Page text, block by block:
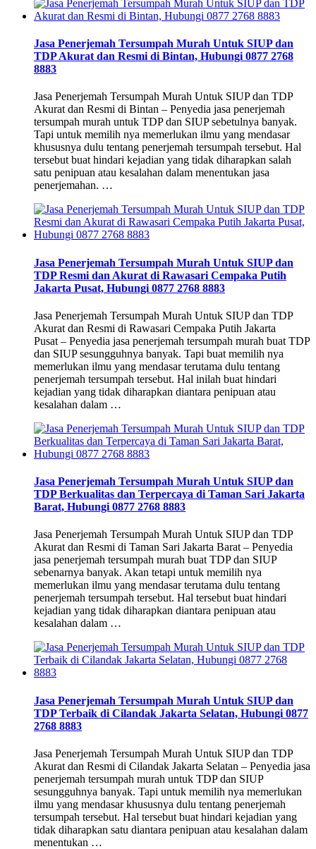
Jasa Penerjemah Tersumpah Murah Untuk SIUP dan
TDP Akurat dan Resmi di Bintan, Hubungi 0877 2768
8883
Jasa Penerjemah Tersumpah Murah Untuk SIUP dan TDP
Akurat dan Resmi di Bintan – Penyedia jasa penerjemah
tersumpah murah untuk TDP dan SIUP sebetulnya banyak.
Tapi untuk memilih nya memerlukan ilmu yang mendasar
khususnya dulu tentang penerjemah tersumpah tersebut. Hal
tersebut buat hindari kejadian yang tidak diharapkan salah
satu penipuan atau kesalahan dalam menentukan jasa
penerjemahan. …
Jasa Penerjemah Tersumpah Murah Untuk SIUP dan
TDP Resmi dan Akurat di Rawasari Cempaka Putih
Jakarta Pusat, Hubungi 0877 2768 8883
Jasa Penerjemah Tersumpah Murah Untuk SIUP dan TDP
Akurat dan Resmi di Rawasari Cempaka Putih Jakarta
Pusat – Penyedia jasa penerjemah tersumpah murah buat TDP
dan SIUP sesungguhnya banyak. Tapi buat memilih nya
memerlukan ilmu yang mendasar terutama dulu tentang
penerjemah tersumpah tersebut. Hal inilah buat hindari
kejadian yang tidak diharapkan diantara penipuan atau
kesalahan dalam …
Jasa Penerjemah Tersumpah Murah Untuk SIUP dan
TDP Berkualitas dan Terpercaya di Taman Sari Jakarta
Barat, Hubungi 0877 2768 8883
Jasa Penerjemah Tersumpah Murah Untuk SIUP dan TDP
Akurat dan Resmi di Taman Sari Jakarta Barat – Penyedia
jasa penerjemah tersumpah murah buat TDP dan SIUP
sebenarnya banyak. Akan tetapi untuk memilih nya
memerlukan ilmu yang mendasar terutama dulu tentang
penerjemah tersumpah tersebut. Hal tersebut buat hindari
kejadian yang tidak diharapkan diantara penipuan atau
kesalahan dalam …
Jasa Penerjemah Tersumpah Murah Untuk SIUP dan
TDP Terbaik di Cilandak Jakarta Selatan, Hubungi 0877
2768 8883
Jasa Penerjemah Tersumpah Murah Untuk SIUP dan TDP
Akurat dan Resmi di Cilandak Jakarta Selatan – Penyedia jasa
penerjemah tersumpah murah untuk TDP dan SIUP
sesungguhnya banyak. Tapi untuk memilih nya memerlukan
ilmu yang mendasar khususnya dulu tentang penerjemah
tersumpah tersebut. Hal tersebut buat hindari kejadian yang
tidak diharapkan satu diantara penipuan atau kesalahan dalam
menentukan …